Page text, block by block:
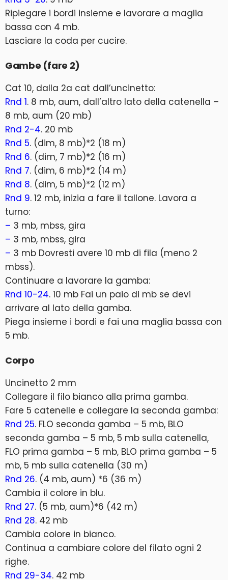
Ripiegare i bordi insieme e lavorare a maglia
bassa con 4 mb.
Lasciare la coda per cucire.
Gambe (fare 2)
Cat 10, dalla 2a cat dall’uncinetto:
Rnd 1. 8 mb, aum, dall’altro lato della catenella –
8 mb, aum (20 mb)
Rnd 2-4. 20 mb
Rnd 5. (dim, 8 mb)*2 (18 m)
Rnd 6. (dim, 7 mb)*2 (16 m)
Rnd 7. (dim, 6 mb)*2 (14 m)
Rnd 8. (dim, 5 mb)*2 (12 m)
Rnd 9. 12 mb, inizia a fare il tallone. Lavora a
turno:
– 3 mb, mbss, gira
– 3 mb, mbss, gira
– 3 mb Dovresti avere 10 mb di fila (meno 2
mbss).
Continuare a lavorare la gamba:
Rnd 10-24. 10 mb Fai un paio di mb se devi
arrivare al lato della gamba.
Piega insieme i bordi e fai una maglia bassa con
5 mb.
Corpo
Uncinetto 2 mm
Collegare il filo bianco alla prima gamba.
Fare 5 catenelle e collegare la seconda gamba:
Rnd 25. FLO seconda gamba – 5 mb, BLO
seconda gamba – 5 mb, 5 mb sulla catenella,
FLO prima gamba – 5 mb, BLO prima gamba – 5
mb, 5 mb sulla catenella (30 m)
Rnd 26. (4 mb, aum) *6 (36 m)
Cambia il colore in blu.
Rnd 27. (5 mb, aum)*6 (42 m)
Rnd 28. 42 mb
Cambia colore in bianco.
Continua a cambiare colore del filato ogni 2
righe.
Rnd 29-34. 42 mb